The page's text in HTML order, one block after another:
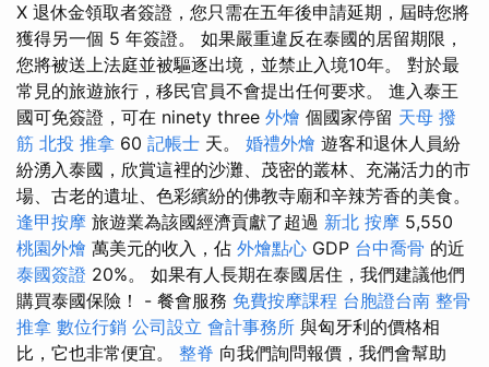
X 退休金領取者簽證，您只需在五年後申請延期，屆時您將
獲得另一個 5 年簽證。 如果嚴重違反在泰國的居留期限，
您將被送上法庭並被驅逐出境，並禁止入境10年。 對於最
常見的旅遊旅行，移民官員不會提出任何要求。 進入泰王
國可免簽證，可在 ninety three 外燴 個國家停留 天母 撥
筋 北投 推拿 60 記帳士 天。 婚禮外燴 遊客和退休人員紛
紛湧入泰國，欣賞這裡的沙灘、茂密的叢林、充滿活力的市
場、古老的遺址、色彩繽紛的佛教寺廟和辛辣芳香的美食。
逢甲按摩 旅遊業為該國經濟貢獻了超過 新北 按摩 5,550
桃園外燴 萬美元的收入，佔 外燴點心 GDP 台中喬骨 的近
泰國簽證 20%。 如果有人長期在泰國居住，我們建議他們
購買泰國保險！ - 餐會服務 免費按摩課程 台胞證台南 整骨
推拿 數位行銷 公司設立 會計事務所 與匈牙利的價格相
比，它也非常便宜。 整脊 向我們詢問報價，我們會幫助